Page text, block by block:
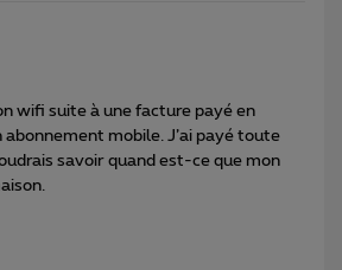
wifi suite à une facture payé en
abonnement mobile. J’ai payé toute
savoir quand est-ce que mon